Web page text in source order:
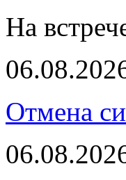
На
Отмена